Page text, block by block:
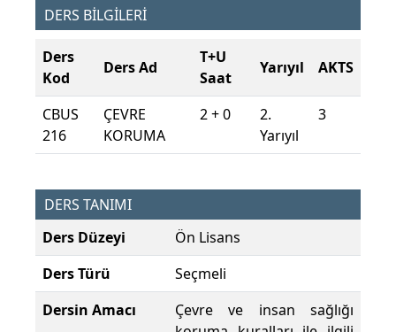
DERS BİLGİLERİ
Ders
Kod
Ders Ad
T+U
Saat
Yarıyıl AKTS
CBUS
216
ÇEVRE
KORUMA
2 + 0
2.
Yarıyıl
3
DERS TANIMI
Ders Düzeyi
Ön Lisans
Ders Türü
Seçmeli
Dersin Amacı
Çevre ve insan sağlığı